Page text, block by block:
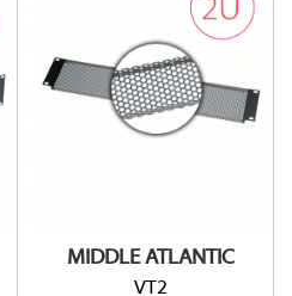
MIDDLE ATLANTIC
VT2
VT2
Ouverture à 64%